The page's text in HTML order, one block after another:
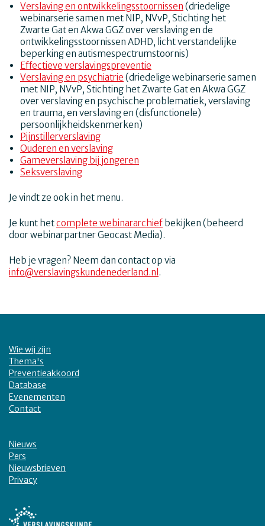
Verslaving en ontwikkelingsstoornissen (driedelige
webinarserie samen met NIP, NVvP, Stichting het
Zwarte Gat en Akwa GGZ over verslaving en de
ontwikkelingsstoornissen ADHD, licht verstandelijke
beperking en autismespectrumstoornis)
Effectieve verslavingspreventie
Verslaving en psychiatrie (driedelige webinarserie samen
met NIP, NVvP, Stichting het Zwarte Gat en Akwa GGZ
over verslaving en psychische problematiek, verslaving
en trauma, en verslaving en (disfunctionele)
persoonlijkheidskenmerken)
Pijnstillerverslaving
Ouderen en verslaving
Gameverslaving bij jongeren
Seksverslaving
Je vindt ze ook in het menu.
Je kunt hetcomplete webinararchief bekijken (beheerd
door webinarpartner Geocast Media).
Heb je vragen? Neem dan contact op via
info@verslavingskundenederland.nl .
Wie wij zijn
Thema's
Preventieakkoord
Database
Evenementen
Contact
Nieuws
Pers
Nieuwsbrieven
Privacy